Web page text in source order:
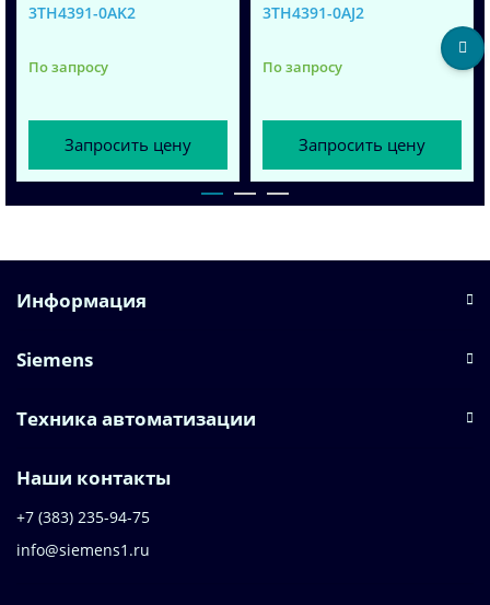
3TH4391-0AK2
По запросу
Запросить цену
3TH4391-0AJ2
По запросу
Запросить цену
Информация
Siemens
Техника автоматизации
Наши контакты
+7 (383) 235-94-75
info@siemens1.ru